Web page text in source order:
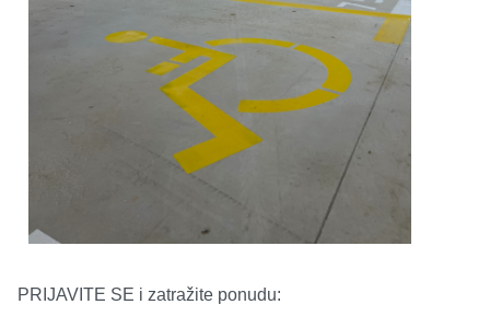
PRIJAVITE SE i zatražite ponudu: